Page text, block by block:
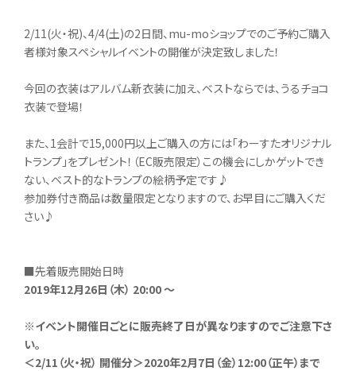
2/11(火・祝)、4/4(土)の2日間、mu-moショップでのご予約ご購入
者様対象スペシャルイベントの開催が決定致しました！
今回の衣装はアルバム新衣装に加え、ベストならでは、うるチョコ
衣装で登場！
また、1会計で15,000円以上ご購入の方には「わーすたオリジナル
トランプ」をプレゼント！（EC販売限定）この機会にしかゲットでき
ない、ベスト的なトランプの絵柄予定です♪
参加券付き商品は数量限定となりますので、お早目にご購入くだ
さい♪
■先着販売開始日時
2019年12月26日（木） 20:00 ～
※イベント開催日ごとに販売終了日が異なりますのでご注意下さ
い。
＜2/11（火・祝） 開催分＞2020年2月7日（金）12:00（正午）まで